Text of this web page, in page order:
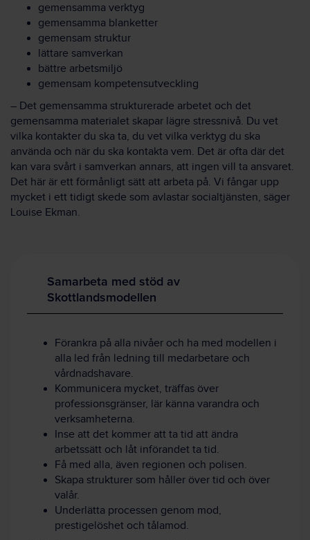
gemensamma verktyg
gemensamma blanketter
gemensam struktur
lättare samverkan
bättre arbetsmiljö
gemensam kompetensutveckling
– Det gemensamma strukturerade arbetet och det
gemensamma materialet skapar lägre stressnivå. Du vet
vilka kontakter du ska ta, du vet vilka verktyg du ska
använda och när du ska kontakta vem. Det är ofta där det
kan vara svårt i samverkan annars, att ingen vill ta ansvaret.
Det här är ett förmånligt sätt att arbeta på. Vi fångar upp
mycket i ett tidigt skede som avlastar socialtjänsten, säger
Louise Ekman.
Samarbeta med stöd av
Skottlandsmodellen
Förankra på alla nivåer och ha med modellen i
alla led från ledning till medarbetare och
vårdnadshavare.
Kommunicera mycket, träffas över
professionsgränser, lär känna varandra och
verksamheterna.
Inse att det kommer att ta tid att ändra
arbetssätt och låt införandet ta tid.
Få med alla, även regionen och polisen.
Skapa strukturer som håller över tid och över
valår.
Underlätta processen genom mod,
prestigelöshet och tålamod.